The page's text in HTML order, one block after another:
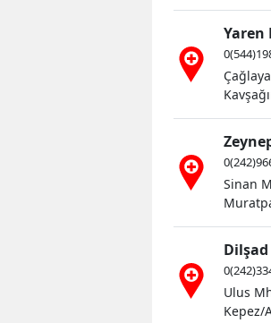
Yaren
Sinan
Dilşad
Ulus
Kepez/